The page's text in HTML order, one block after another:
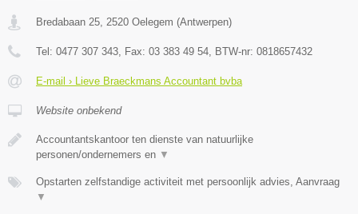
Bredabaan 25, 2520 Oelegem (Antwerpen)
Tel: 0477 307 343, Fax: 03 383 49 54, BTW-nr: 0818657432
E-mail › Lieve Braeckmans Accountant bvba
Website onbekend
Accountantskantoor ten dienste van natuurlijke
personen/ondernemers en ▼
Opstarten zelfstandige activiteit met persoonlijk advies, Aanvraag
▼